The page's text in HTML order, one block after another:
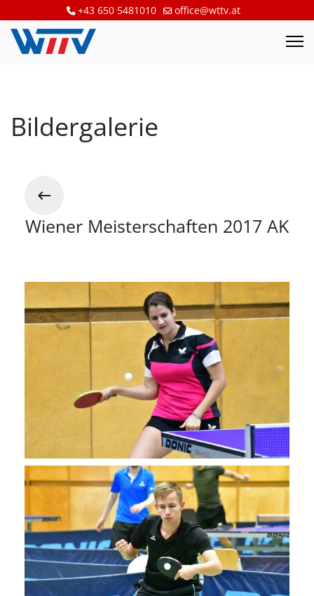
+43 650 5481010 office@wttv.at
Bildergalerie
Wiener Meisterschaften 2017 AK